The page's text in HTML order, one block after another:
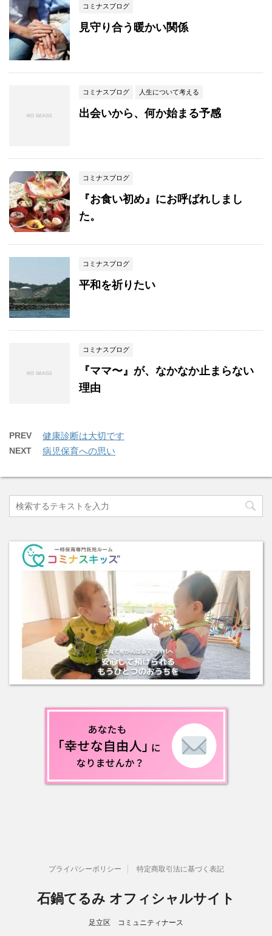
コミナスブログ
見守り合う暖かい関係
コミナスブログ 人生について考える
出会いから、何か始まる予感
コミナスブログ
『お食い初め』にお呼ばれしまし
た。
コミナスブログ
平和を祈りたい
コミナスブログ
『ママ〜』が、なかなか止まらない
理由
PREV 健康診断は大切です
NEXT 病児保育への思い
プライバシーポリシー 特定商取引法に基づく表記
石鍋てるみ オフィシャルサイト
足立区 コミュニティナース